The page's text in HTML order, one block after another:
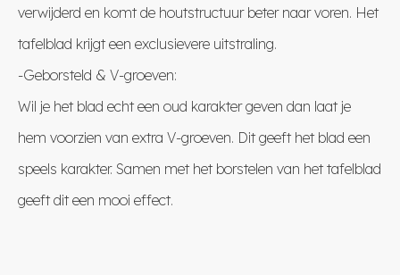
verwijderd en komt de houtstructuur beter naar voren. Het
tafelblad krijgt een exclusievere uitstraling.
-Geborsteld & V-groeven:
Wil je het blad echt een oud karakter geven dan laat je
hem voorzien van extra V-groeven. Dit geeft het blad een
speels karakter. Samen met het borstelen van het tafelblad
geeft dit een mooi effect.